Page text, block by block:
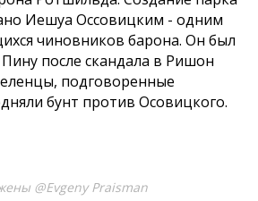
Иешуа Оссовицким - одним
чиновников барона. Он был
после скандала в Ришон
подговоренные
бунт против Осовицкого.
@Evgeny Praisman